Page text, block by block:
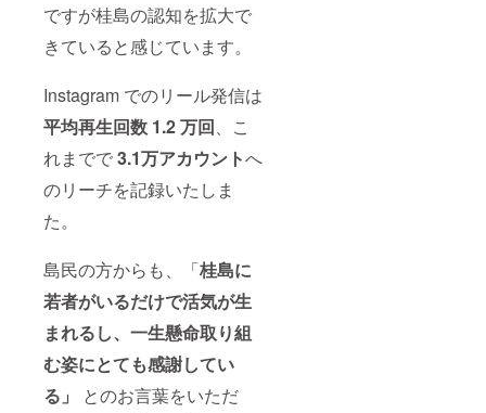
ですが桂島の認知を拡大で
きていると感じています。
Instagram でのリール発信は
平均再生回数 1.2 万回、こ
れまでで3.1万アカウントへ
のリーチを記録いたしま
た。
島民の方からも、「桂島に
若者がいるだけで活気が生
まれるし、一生懸命取り組
む姿にとても感謝してい
る」
とのお言葉をいただ